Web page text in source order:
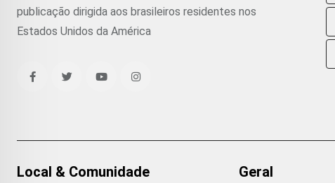
publicação dirigida aos brasileiros residentes nos
Estados Unidos da América
Local & Comunidade Geral